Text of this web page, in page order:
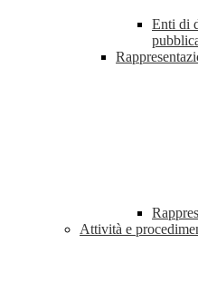
Enti di
Attività e